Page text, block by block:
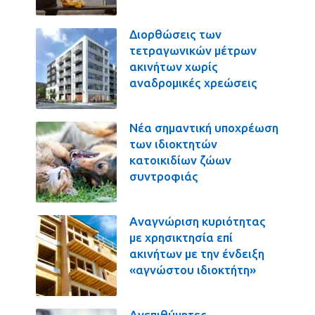
Διορθώσεις των
τετραγωνικών μέτρων
ακινήτων χωρίς
αναδρομικές χρεώσεις
Νέα σημαντική υποχρέωση
των ιδιοκτητών
κατοικιδίων ζώων
συντροφιάς
Αναγνώριση κυριότητας
με χρησικτησία επί
ακινήτων με την ένδειξη
«αγνώστου ιδιοκτήτη»